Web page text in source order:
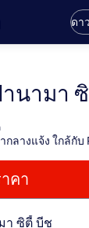
ดา
นามา
ลางแจ้ง ใกล้กับ
คา